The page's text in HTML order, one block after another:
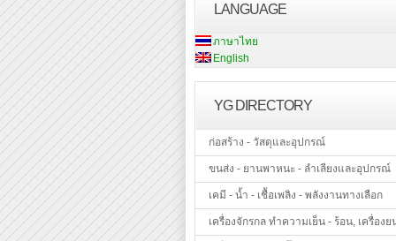
LANGUAGE
ภาษาไทย
English
YG DIRECTORY
ก่อสร้าง - วัสดุและอุปกรณ์
ขนส่ง - ยานพาหนะ - ลำเลียงและอุปกรณ์
เคมี - น้ำ - เชื้อเพลิง - พลังงานทางเลือก
เครื่องจักรกล ทำความเย็น - ร้อน, เครื่องย